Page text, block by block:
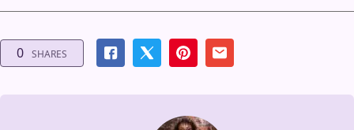
0 SHARES